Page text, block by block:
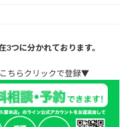
3つに分かれております。
ちらクリックで登録▼